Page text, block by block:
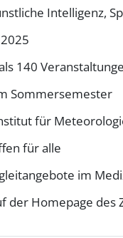
Intelligenz,
140
Sommersemester
für
für alle
im
der Homepage